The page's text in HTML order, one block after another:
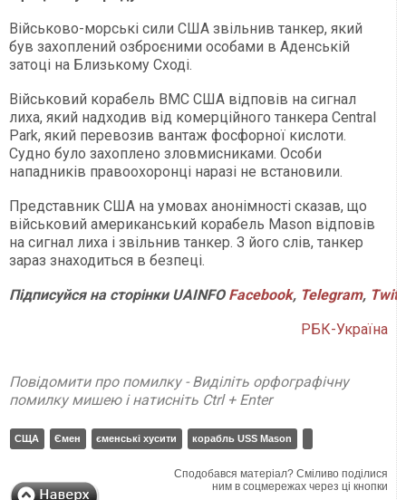
Військово-морські сили США звільнив танкер, який
був захоплений озброєними особами в Аденській
затоці на Близькому Сході.
Військовий корабель ВМС США відповів на сигнал
лиха, який надходив від комерційного танкера Central
Park, який перевозив вантаж фосфорної кислоти.
Судно було захоплено зловмисниками. Особи
нападників правоохоронці наразі не встановили.
Представник США на умовах анонімності сказав, що
військовий американський корабель Mason відповів
на сигнал лиха і звільнив танкер. З його слів, танкер
зараз знаходиться в безпеці.
Підписуйся на сторінки UAINFO Facebook, Telegram,
РБК-Україна
Повідомити про помилку - Виділіть орфографічну
помилку мишею і натисніть Ctrl + Enter
СЩА Ємен єменські хусити корабль USS Mason
Сподобався матеріал? Сміливо поділися
ним в соцмережах через ці кнопки